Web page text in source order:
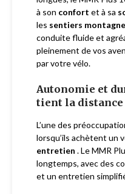
à son confort et à sa
les sentiers
conduite fluide et
pleinement de vos
par votre vélo.
Autonomie et
tient la distance
L’une des
lorsqu’ils achètent un
entretien . Le MMR
longtemps, avec des
et un entretien